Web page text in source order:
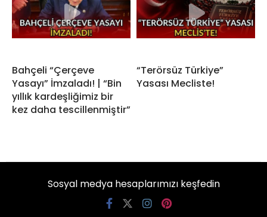
Bahçeli “Çerçeve
Yasayı” İmzaladı! | “Bin
yıllık kardeşliğimiz bir
kez daha tescillenmiştir”
“Terörsüz Türkiye”
Yasası Mecliste!
Sosyal medya hesaplarımızı keşfedin